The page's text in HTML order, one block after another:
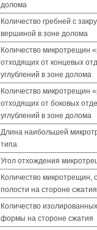
долома
Количество гребней с
вершиной в зоне долома
Количество микротрещин
отходящих от концевых
углублений в зоне долома
Количество микротрещин
отходящих от боковых
углублений в зоне долома
Длина наибольшей
типа
Угол отхождения
Количество микротрещин,
полости на стороне сжатия
Количество
формы на стороне сжатия